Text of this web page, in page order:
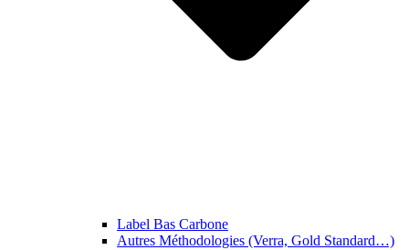
Label Bas Carbone
Autres Méthodologies (Verra, Gold Standard…)